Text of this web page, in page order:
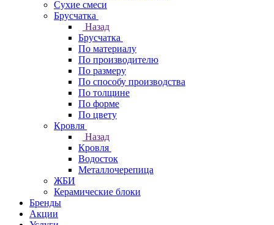
Сухие смеси
Брусчатка
Назад
Брусчатка
По материалу
По производителю
По размеру
По способу производства
По толщине
По форме
По цвету
Кровля
Назад
Кровля
Водосток
Металлочерепица
ЖБИ
Керамические блоки
Бренды
Акции